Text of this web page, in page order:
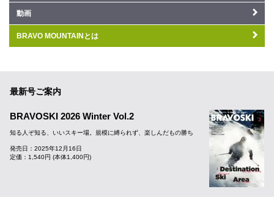
動画
BRAVO MOUNTAINとは
最新号ご案内
BRAVOSKI 2026 Winter Vol.2
知る人ぞ知る、いいスキー場。規模に縛られず、楽しんだもの勝ち
発売日：2025年12月16日
定価：1,540円 (本体1,400円)